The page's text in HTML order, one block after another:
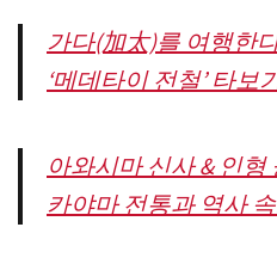
가다(加太)를 여행한
‘메데타이 전철’ 타보
아와시마 신사 & 인형
카야마 전통과 역사